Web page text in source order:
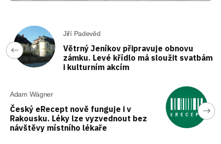
Jiří Padevěd
Větrný Jeníkov připravuje obnovu
zámku. Levé křídlo má sloužit svatbám
i kulturním akcím
Adam Wágner
Český eRecept nově funguje i v
Rakousku. Léky lze vyzvednout bez
návštěvy místního lékaře